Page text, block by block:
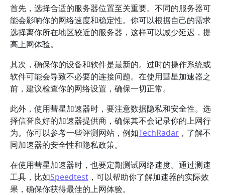
首先，选择合适的服务器位置至关重要。不同的服务器可
能会影响你的网络速度和稳定性。你可以根据自己的需求
选择离你所在地区较近的服务器，这样可以减少延迟，提
高上网体验。
其次，确保你的设备和软件是最新的。过时的操作系统或
软件可能会导致不必要的连接问题。在使用彗星加速器之
前，建议检查你的网络设置，确保一切正常。
此外，使用彗星加速器时，要注意数据隐私和安全性。选
择信誉良好的加速器提供商，确保其不会记录你的上网行
为。你可以参考一些评测网站，例如TechRadar ，了解不
同加速器的安全性和隐私政策。
在使用彗星加速器时，也要定期测试网络速度。通过测速
工具，比如Speedtest ，可以帮助你了解加速器的实际效
果，确保你获得最佳的上网体验。